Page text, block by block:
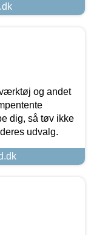
og andet
dig, så tøv ikke
udvalg.